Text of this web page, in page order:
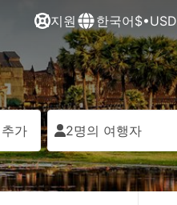
지원 한국어$•USD
가 2명의 여행자